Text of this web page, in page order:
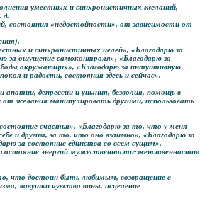
уместных и синхронистичных желаний,
д.
состояния «недостойности», от зависимости от
и синхронистичных целей», «Благодарю за
за ощущение самоконтроля», «Благодарю за
окружающих», «Благодарю за интуитивную
и радости, состояния здесь и сейчас».
депрессии и уныния, безволия, помощь в
желания манипулировать другими, использовать
счастья», «Благодарю за то, что у меня
и другим, за то, что оно взаимно», «Благодарю за
за состояние единства со всем сущим»,
энергий мужественности-женственности»
что достоин быть любимым, возвращение в
ловушки чувства вины, исцеление